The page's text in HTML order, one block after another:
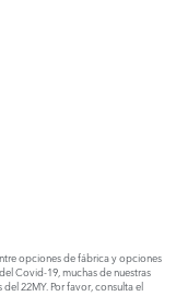
opciones de fábrica y opciones
Covid-19, muchas de nuestras
22MY. Por favor, consulta el